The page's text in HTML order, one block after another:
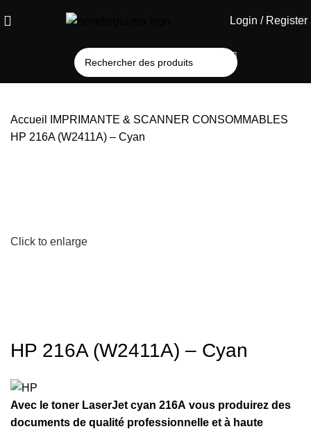
Login / Register
Accueil IMPRIMANTE & SCANNER CONSOMMABLES
HP 216A (W2411A) – Cyan
Click to enlarge
HP 216A (W2411A) – Cyan
Avec le toner LaserJet cyan 216A vous produirez des
documents de qualité professionnelle et à haute